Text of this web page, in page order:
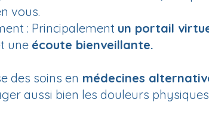
vous.
: Principalement un portail
une écoute bienveillante.
des soins en médecines
aussi bien les douleurs